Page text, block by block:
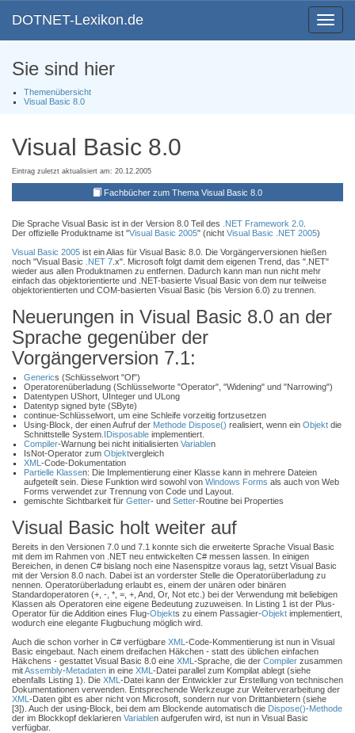
Toggle
DOTNET-Lexikon.de
Sie sind hier
Themenübersicht
Visual Basic 8.0
Visual Basic 8.0
Eintrag zuletzt aktualisiert am: 20.12.2005
Fachbücher zum Thema Visual Basic 8.0
Die Sprache Visual Basic ist in der Version 8.0 Teil des .NET Framework 2.0
Der offizielle Produktname ist "Visual Basic 2005" (nicht Visual Basic .NET 2005)
Visual Basic 2005 ist ein Alias für Visual Basic 8.0. Die Vorgängerversionen hießen
noch "Visual Basic
.NET 7 .x". Microsoft folgt damit dem eigenen Trend, das ".NET"
wieder aus allen Produktnamen zu entfernen. Dadurch kann man nun nicht mehr
einfach das objektorientierte und .NET-basierte Visual Basic von dem nur teilweise
objektorientierten und COM-basierten Visual Basic (bis Version 6.0) zu trennen.
Neuerungen in Visual Basic 8.0 an der
Sprache gegenüber der
Vorgängerversion 7.1:
Generics (Schlüsselwort "Of")
Operatorenüberladung (Schlüsselworte "Operator", "Widening" und "Narrowing")
Datentypen UShort, UInteger und ULong
Datentyp signed byte (SByte)
continue-Schlüsselwort, um eine Schleife vorzeitig fortzusetzen
Using-Block, der einen Aufruf der Methode Dispose() realisiert, wenn ein Objekt die
Schnittstelle System. IDisposable implementiert.
Compiler-Warnung bei nicht initialisierten Variablen
IsNot-Operator zum Objektvergleich
XML -Code-Dokumentation
Partielle Klassen: Die Implementierung einer Klasse kann in mehrere Dateien
aufgeteilt sein. Diese Funktion wird sowohl von Windows Forms als auch von Web
Forms verwendet zur Trennung von Code und Layout.
gemischte Sichtbarkeit für Getter- und Setter-Routine bei Properties
Visual Basic holt weiter auf
Bereits in den Versionen 7.0 und 7.1 konnte sich die erweiterte Sprache Visual Basic
mit dem im Rahmen von .NET neu entwickelten C# messen lassen. In einigen
Bereichen, in denen C# bislang noch eine Nasenspitze voraus lag, setzt Visual Basic
mit der Version 8.0 nach. Dabei ist an vorderster Stelle die Operatorüberladung zu
nennen. Operatorüberladung erlaubt es, einem der unären oder binären
Standardoperatoren (+, -, *, =, +, And, Or, Not etc.) bei der Verwendung mit beliebigen
Klassen als Operatoren eine eigene Bedeutung zuzuweisen. In Listing 1 ist der Plus-
Operator für die Addition eines Flug-Objekts zu einem Passagier-Objekt implementiert,
wodurch eine elegante Flugbuchung möglich wird.
Auch die schon vorher in C# verfügbare XML -Code-Kommentierung ist nun in Visual
Basic eingebaut. Nach einem dreifachen Häkchen - statt des üblichen einfachen
Häkchens - gestattet Visual Basic 8.0 eine XML -Sprache, die der Compiler zusammen
mitAssembly-Metadaten in eine XML -Datei parallel zum Kompilat ablegt (siehe
ebenfalls Listing 1). Die XML -Datei kann der Entwickler zur Erstellung von technischen
Dokumentationen verwenden. Entsprechende Werkzeuge zur Weiterverarbeitung der
XML -Daten gibt es aber nicht von Microsoft, sondern nur von Drittanbietern (siehe
[3]). Auch der using-Block, bei dem am Blockende automatisch die Dispose()-Methode
der im Blockkopf deklarieren Variablen aufgerufen wird, ist nun in Visual Basic
verfügbar.